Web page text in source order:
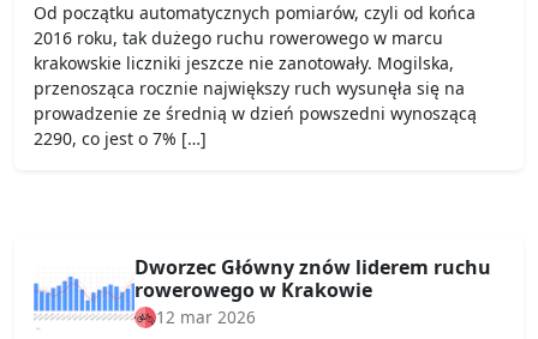
Od początku automatycznych pomiarów, czyli od końca
2016 roku, tak dużego ruchu rowerowego w marcu
krakowskie liczniki jeszcze nie zanotowały. Mogilska,
przenosząca rocznie największy ruch wysunęła się na
prowadzenie ze średnią w dzień powszedni wynoszącą
2290, co jest o 7% […]
Dworzec Główny znów liderem ruchu
rowerowego w Krakowie
12 mar 2026